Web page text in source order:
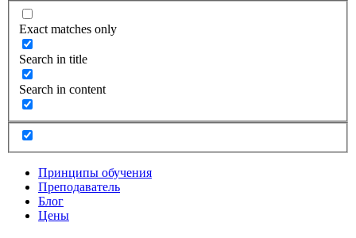
Exact matches only
Search in title
Search in content
Принципы обучения
Преподаватель
Блог
Цены